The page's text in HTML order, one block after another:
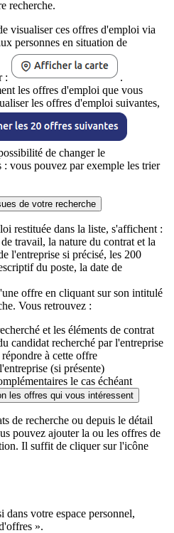
recherche.
visualiser ces offres d'emploi via
personnes en situation de
:
.
les offres d'emploi que vous
les offres d'emploi suivantes,
de changer le
: vous pouvez par exemple les trier
de votre recherche
restituée dans la liste, s'affichent :
travail, la nature du contrat et la
l'entreprise si précisé, les 200
du poste, la date de
offre en cliquant sur son intitulé
Vous retrouvez :
et les éléments de contrat
candidat recherché par l'entreprise
à cette offre
(si présente)
le cas échéant
les offres qui vous intéressent
de recherche ou depuis le détail
pouvez ajouter la ou les offres de
Il suffit de cliquer sur l'icône
dans votre espace personnel,
».